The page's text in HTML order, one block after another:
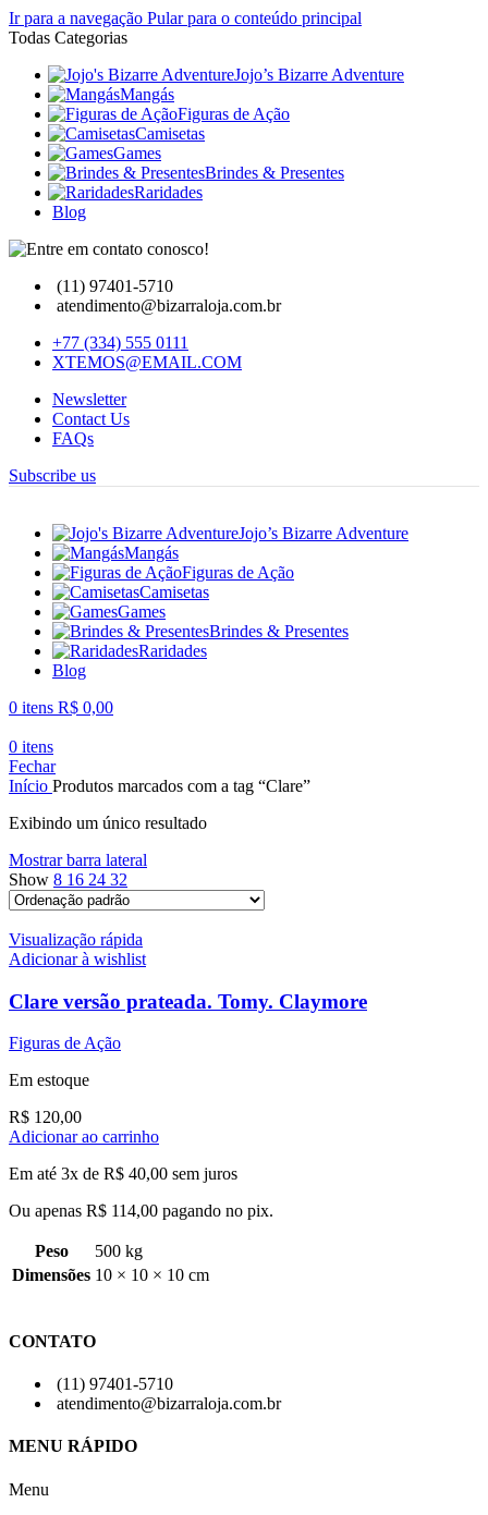
Ir para a navegação Pular para o conteúdo principal
Todas Categorias
Jojo’s Bizarre Adventure
Mangás
Figuras de Ação
Camisetas
Games
Brindes & Presentes
Raridades
Blog
(11) 97401-5710
atendimento@bizarraloja.com.br
+77 (334) 555 0111
XTEMOS@EMAIL.COM
Newsletter
Contact Us
FAQs
Subscribe us
Jojo’s Bizarre Adventure
Mangás
Figuras de Ação
Camisetas
Games
Brindes & Presentes
Raridades
Blog
0 itens R$ 0,00
0 itens
Fechar
Início Produtos marcados com a tag “Clare”
Exibindo um único resultado
Mostrar barra lateral
Show 8 16 24 32
Visualização rápida
Adicionar à wishlist
Clare versão prateada. Tomy. Claymore
Figuras de Ação
Em estoque
R$ 120,00
Adicionar ao carrinho
Em até 3x de R$ 40,00 sem juros
Ou apenas R$ 114,00 pagando no pix.
Peso
500 kg
Dimensões 10 × 10 × 10 cm
CONTATO
(11) 97401-5710
atendimento@bizarraloja.com.br
MENU RÁPIDO
Menu